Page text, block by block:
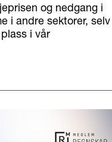
og nedgang i
i andre sektorer, selv
i vår